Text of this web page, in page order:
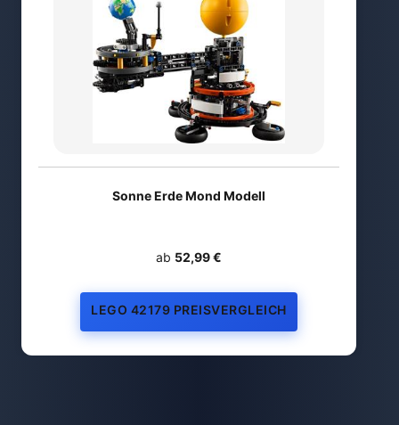
Sonne Erde Mond Modell
ab 52,99 €
LEGO 42179 PREISVERGLEICH